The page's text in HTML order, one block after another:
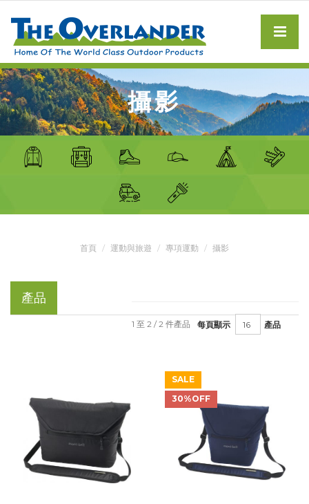
攝影
首頁 運動與旅遊 專項運動 攝影
產品
每頁顯示 產品
1 至 2 / 2 件產品
SALE
30%OFF